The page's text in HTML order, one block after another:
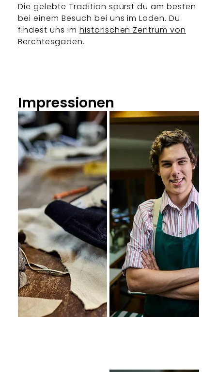
Die gelebte Tradition spürst du am besten
bei einem Besuch bei uns im Laden. Du
findest uns im historischen Zentrum von
Berchtesgaden.
Impressionen